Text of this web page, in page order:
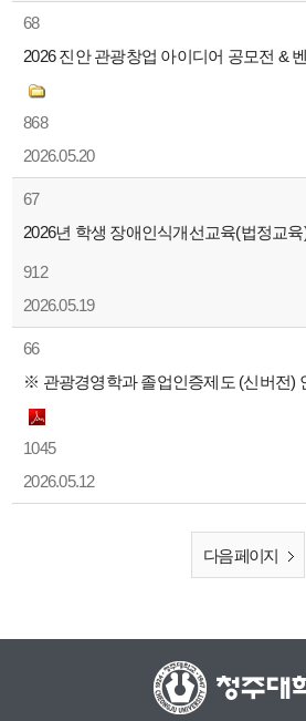
68
2026 진안 관광창업 아이디어 공모전 &
868
2026.05.20
67
2026년 학생 장애인식개선교육(법정교
912
2026.05.19
66
※ 관광경영학과 졸업인증제도 (신버전)
1045
2026.05.12
다음 페이지